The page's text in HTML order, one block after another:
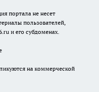
портала не несет
пользователей,
и его субдоменах.
на коммерческой